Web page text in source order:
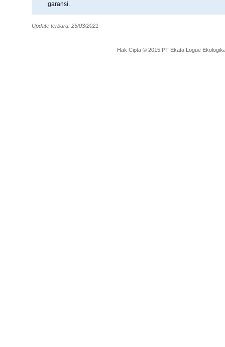
garansi.
Update terbaru: 25/03/2021
Hak Cipta © 2015 PT Ekata Logue